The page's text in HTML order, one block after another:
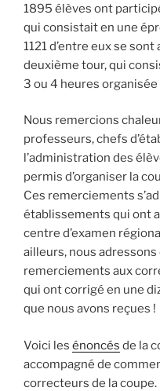
1895 élèves ont
qui consistait en une
1121 d’entre eux se
deuxième tour, qui
3 ou 4 heures
Nous remercions
professeurs, chefs
l’administration des
permis d’organiser la
Ces remerciements
établissements qui ont
centre d’examen
ailleurs, nous
remerciements aux
qui ont corrigé en une
que nous avons reçues !
Voici les énoncés de la
accompagné de
correcteurs de la coupe.